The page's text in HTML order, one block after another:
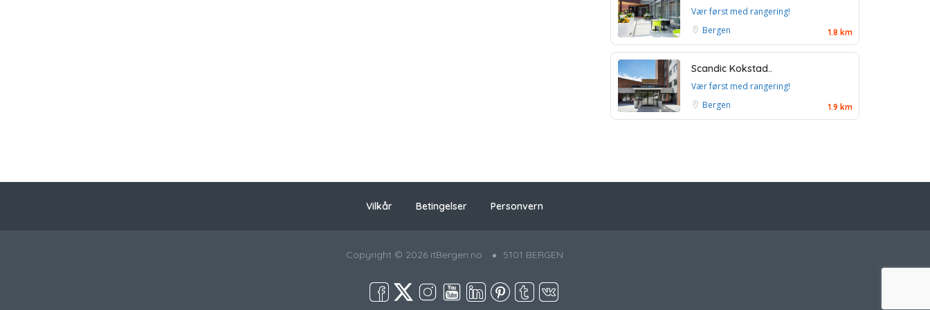
Vær først med rangering!
Bergen
1.8 km
Scandic Kokstad..
Vær først med rangering!
Bergen
1.9 km
Vilkår Betingelser Personvern
Copyright © 2026 itBergen.no 5101 BERGEN